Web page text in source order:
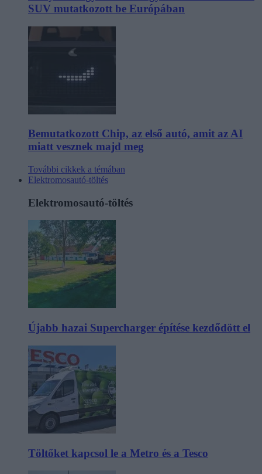
SUV mutatkozott be Európában
Bemutatkozott Chip, az első autó, amit az AI
miatt vesznek majd meg
További cikkek a témában
Elektromosautó-töltés
Elektromosautó-töltés
Újabb hazai Supercharger építése kezdődött el
Töltőket kapcsol le a Metro és a Tesco